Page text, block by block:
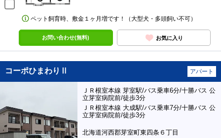
ペット飼育時、敷金１ヶ月増です！（大型犬・多頭飼い不可）
お問い合わせ(無料) お気に入り
コーポひまわりⅡ アパート
ＪＲ根室本線 芽室駅/バス乗車6分/十勝バス 公
立芽室病院前/徒歩3分
ＪＲ根室本線 大成駅/バス乗車7分/十勝バス 公
立芽室病院前/徒歩3分
北海道河西郡芽室町東四条６丁目